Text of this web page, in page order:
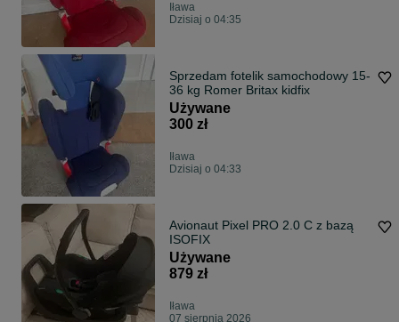
Iława
Dzisiaj o 04:35
Sprzedam fotelik samochodowy 15-
36 kg Romer Britax kidfix
Używane
300 zł
Iława
Dzisiaj o 04:33
Avionaut Pixel PRO 2.0 C z bazą
ISOFIX
Używane
879 zł
Iława
07 sierpnia 2026